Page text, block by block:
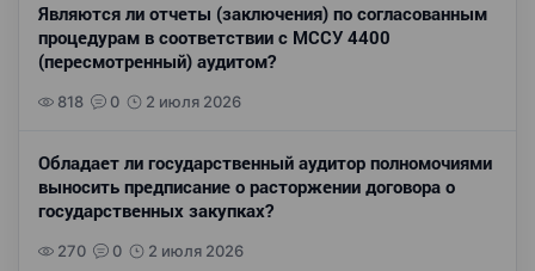
Являются ли отчеты (заключения) по согласованным
процедурам в соответствии с МССУ 4400
(пересмотренный) аудитом?
818 0 2 июля 2026
Обладает ли государственный аудитор полномочиями
выносить предписание о расторжении договора о
государственных закупках?
270 0 2 июля 2026